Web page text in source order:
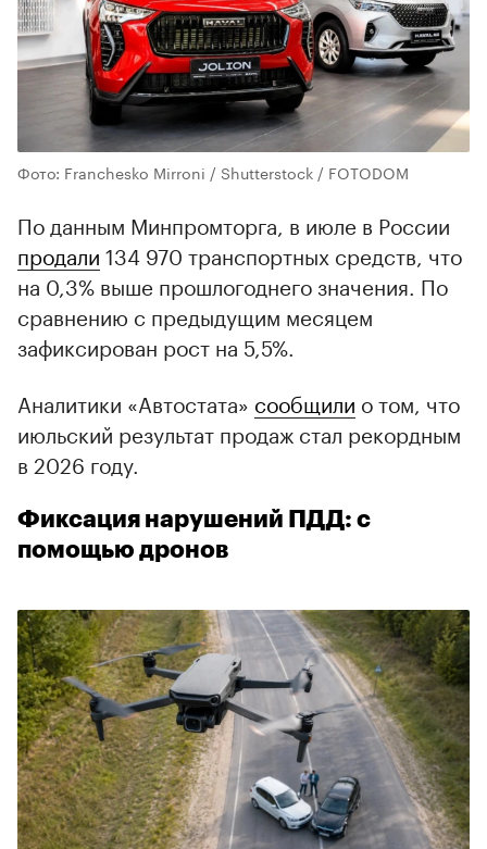
Фото: Franchesko Mirroni / Shutterstock / FOTODOM
По данным Минпромторга, в июле в России
продали 134 970 транспортных средств, что
на 0,3% выше прошлогоднего значения. По
сравнению с предыдущим месяцем
зафиксирован рост на 5,5%.
Аналитики «Автостата» сообщили о том, что
июльский результат продаж стал рекордным
в 2026 году.
Фиксация нарушений ПДД: с
помощью дронов